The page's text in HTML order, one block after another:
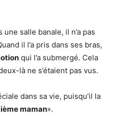
salle banale, il n’a pas
il l’a pris dans ses bras,
qui l’a submergé. Cela
là ne s’étaient pas vus.
dans sa vie, puisqu’il la
maman».